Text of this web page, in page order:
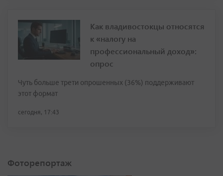
Как владивостокцы относятся
к «налогу на
профессиональный доход»:
опрос
Чуть больше трети опрошенных (36%) поддерживают
этот формат
сегодня, 17:43
Фоторепортаж